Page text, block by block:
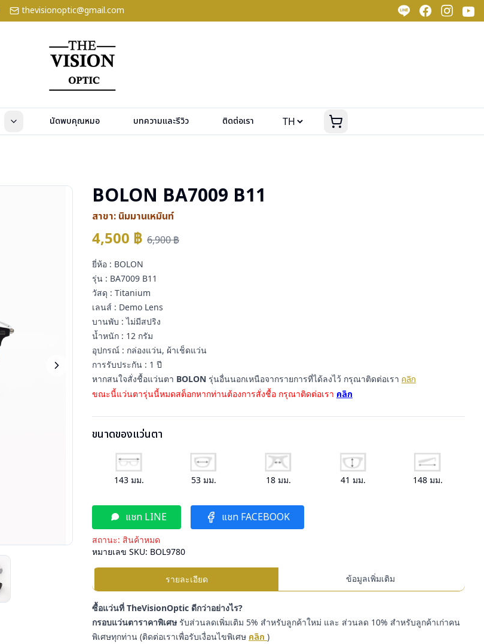
thevisionoptic@gmail.com
นัดพบคุณหมอ บทความและรีวิว ติดต่อเรา
BOLON BA7009 B11
สาขา: นิมมานเหมินท์
4,500 ฿ 6,900฿
ยี่ห้อ : BOLON
รุ่น : BA7009 B11
วัสดุ : Titanium
เลนส์ : Demo Lens
บานพับ : ไม่มีสปริง
น้ำหนัก : 12 กรัม
อุปกรณ์ : กล่องแว่น, ผ้าเช็ดแว่น
การรับประกัน : 1 ปี
หากสนใจสั่งชื้อแว่นตา BOLON รุ่นอื่นนอกเหนือจากรายการที่ได้ลงไว้ กรุณาติดต่อเรา คลิก
ขณะนี้แว่นตารุ่นนี้หมดสต็อกหากท่านต้องการสั่งชื้อ กรุณาติดต่อเรา คลิก
ขนาดของแว่นตา
143 มม. 53 มม. 18มม. 41 มม. 148มม.
แชท LINE แชท FACEBOOK
สถานะ: สินค้าหมด
หมายเลข SKU: BOL9780
รายละเอียด ข้อมูลเพิ่มเติม
ซื้อแว่นที่ TheVisionOptic ดีกว่าอย่างไร?
กรอบแว่นตาราคาพิเศษ รับส่วนลดเพิ่มเติม 5% สำหรับลูกค้าใหม่ และ ส่วนลด 10% สำหรับลูกค้าเก่าคน
พิเศษทุกท่าน (ติดต่อเราเพื่อรับเงื่อนไขพิเศษ คลิก )